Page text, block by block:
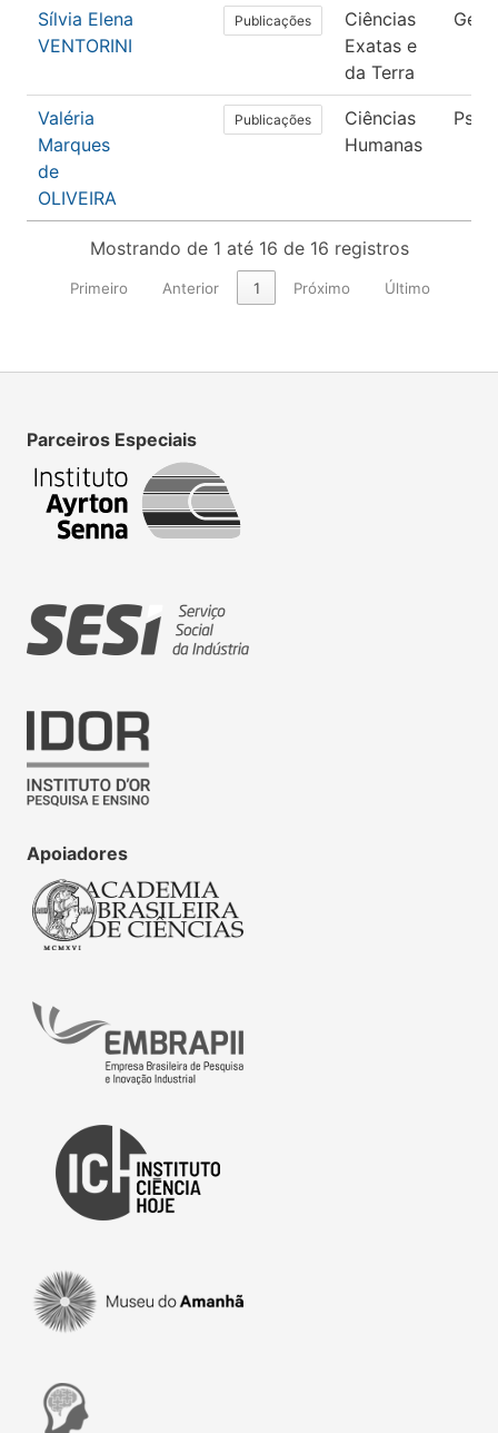
Sílvia Elena
VENTORINI
Publicações
Ciências
Exatas e
da Terra
Valéria
Marques
de
OLIVEIRA
Publicações
Ciências
Humanas
Mostrando de 1 até 16 de 16 registros
Primeiro Anterior 1 Próximo Último
Parceiros Especiais
Apoiadores